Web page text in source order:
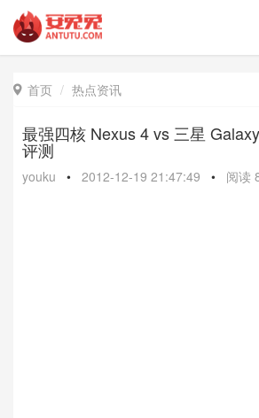
 首页 热点资讯
最强四核 Nexus 4 vs 三星
评测
youku • 2012-12-19 21:47:49 • 阅读